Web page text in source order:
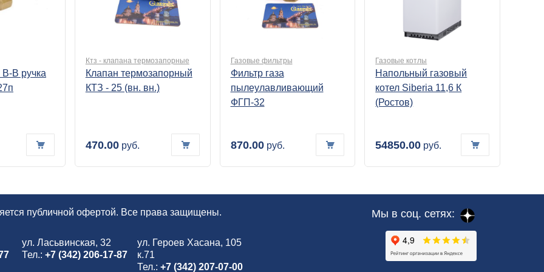
В-В ручка
Ктз - клапана термозапорные
Клапан термозапорный
КТЗ - 25 (вн. вн.)
470.00руб.
Газовые фильтры
Фильтр газа
пылеулавливающий
ФГП-32
870.00руб.
Газовые котлы
Напольный газовый
котел Siberia 11,6 К
(Ростов)
54850.00 руб.
публичной офертой. Все права защищены.
ул. Ласьвинская, 32
Тел.: +7 (342) 206-17-87
ул. Героев Хасана, 105
к.71
Тел.: +7 (342) 207-07-00
Мы в соц. сетях: